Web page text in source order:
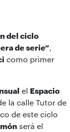
del ciclo
de serie”,
como primer
el Espacio
la calle Tutor de
de este ciclo
será el